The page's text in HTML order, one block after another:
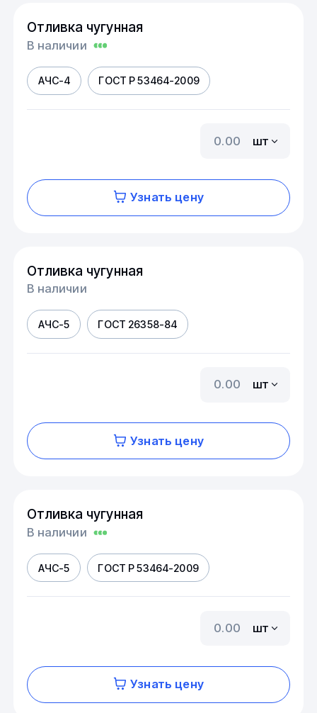
Отливка чугунная
В наличии
АЧС-4 ГОСТ Р 53464-2009
шт
Узнать цену
Отливка чугунная
В наличии
АЧС-5 ГОСТ 26358-84
шт
Узнать цену
Отливка чугунная
В наличии
АЧС-5 ГОСТ Р 53464-2009
шт
Узнать цену